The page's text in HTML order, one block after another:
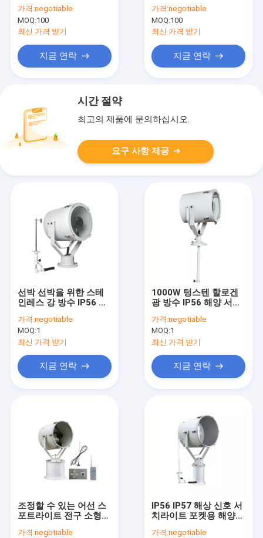
이트 전구
가격:negotiable
MOQ:100
최신 가격 받기
지금 연락
용 전구
가격:negotiable
MOQ:100
최신 가격 받기
지금 연락
시간 절약
최고의 제품에 문의하십시오.
요구 사항 제공
선박 선박을 위한 스테
인레스 강 방수 IP56 해
가격:negotiable
MOQ:1
최신 가격 받기
지금 연락
1000W 텅스텐 할로겐
광 방수 IP56 해양 서치
가격:negotiable
MOQ:1
최신 가격 받기
지금 연락
조정할 수 있는 어선 스
포트라이트 전구 소형컴
가격:negotiable
IP56 IP57 해상 신호 서
치라이트 포켓용 해양
가격:negotiable